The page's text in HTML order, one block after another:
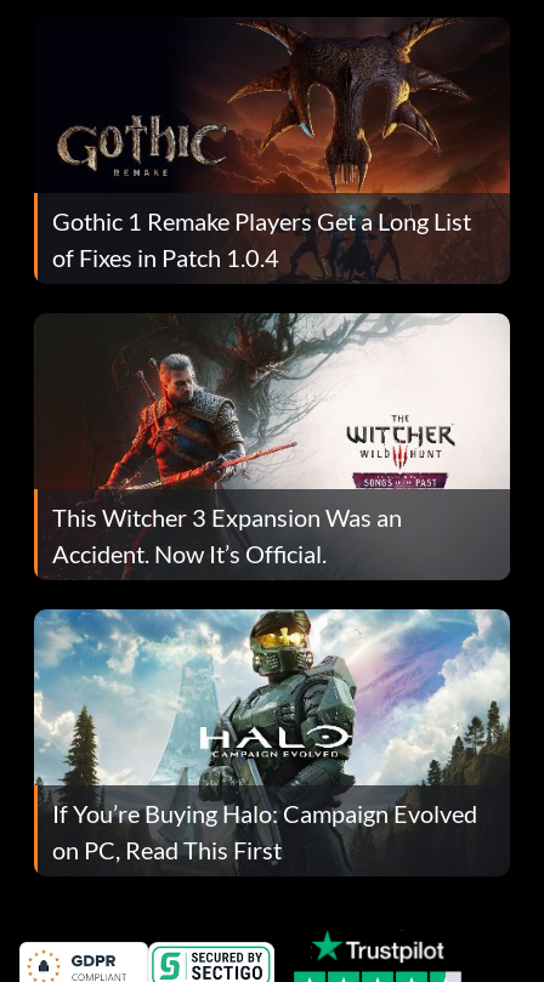
Gothic 1 Remake Players Get a Long List
of Fixes in Patch 1.0.4
This Witcher 3 Expansion Was an
Accident. Now It’s Official.
If You’re Buying Halo: Campaign Evolved
on PC, Read This First